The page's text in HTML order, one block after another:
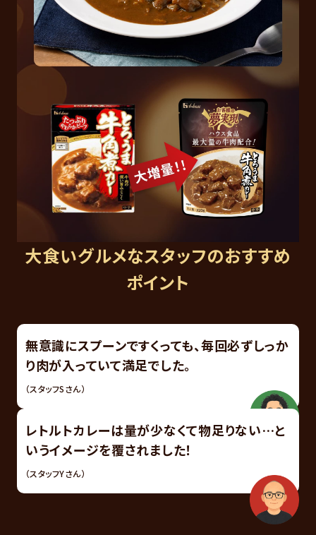
大食いグルメなスタッフのおすすめ
ポイント
無意識にスプーンですくっても、毎回必ずしっか
り肉が入っていて満足でした。
（スタッフSさん）
レトルトカレーは量が少なくて物足りない…と
いうイメージを覆されました！
（スタッフYさん）